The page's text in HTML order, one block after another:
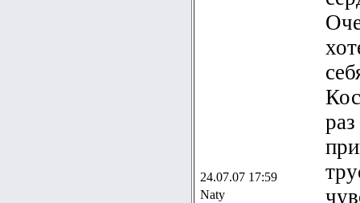
24.07.07 17:59
Naty